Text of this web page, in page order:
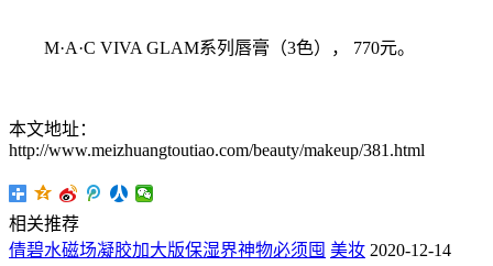
M·A·C VIVA GLAM系列唇膏（3色）， 770元。
本文地址：
http://www.meizhuangtoutiao.com/beauty/makeup/381.html
相关推荐
倩碧水磁场凝胶加大版保湿界神物必须囤 美妆 2020-12-14